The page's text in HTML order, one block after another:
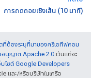
การถดถอยเชิงเส้น (10 นาที)
ที่ต้องระบุที่มาของครีเอทีฟคอม
อนุญาต Apache 2.0เว้นแต่จะ
บไซต์ Google Developers
และ/หรือบริษัทในเครือ